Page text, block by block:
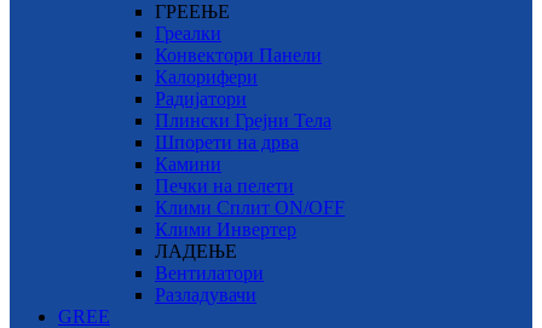
ГРЕЕЊЕ
Греалки
Конвектори Панели
Калорифери
Радијатори
Плински Грејни Тела
Шпорети на дрва
Камини
Печки на пелети
Клими Сплит ON/OFF
Клими Инвертер
ЛАДЕЊЕ
Вентилатори
Разладувачи
GREE